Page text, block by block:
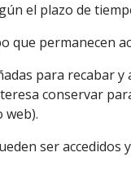
el plazo de
que permanecen
para recabar
conservar
web).
ser